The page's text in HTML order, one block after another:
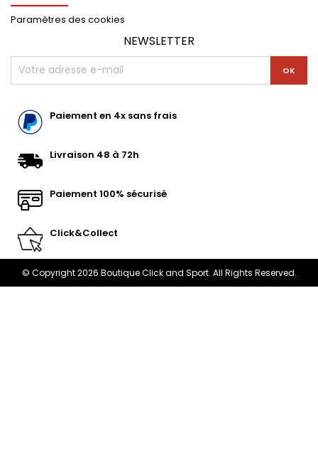
Paramètres des cookies
NEWSLETTER
Paiement en 4x sans frais
Livraison 48 à 72h
Paiement 100% sécurisé
Click&Collect
© Copyright 2026 Boutique Click and Sport. All Rights Reserved.